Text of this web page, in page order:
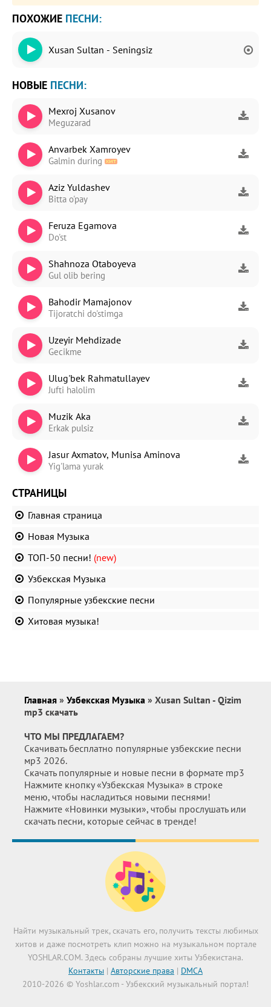
ПОХОЖИЕ ПЕСНИ:
Xusan Sultan - Seningsiz
НОВЫЕ ПЕСНИ:
Mexroj Xusanov
Meguzarad
Anvarbek Xamroyev
Galmin during
Aziz Yuldashev
Bitta o'pay
Feruza Egamova
Do'st
Shahnoza Otaboyeva
Gul olib bering
Bahodir Mamajonov
Tijoratchi do'stimga
Uzeyir Mehdizade
Gecikme
Ulug'bek Rahmatullayev
Jufti halolim
Muzik Aka
Erkak pulsiz
Jasur Axmatov, Munisa Aminova
Yig'lama yurak
СТРАНИЦЫ
Главная страница
Новая Музыка
ТОП-50 песни! (new)
Узбекская Музыка
Популярные узбекские песни
Хитовая музыка!
Главная » Узбекская Музыка » Xusan Sultan - Qizim
mp3 скачать
ЧТО МЫ ПРЕДЛАГАЕМ?
Скачивать бесплатно популярные узбекские песни
мр3 2026.
Скачать популярные и новые песни в формате mp3
Нажмите кнопку «Узбекская Музыка» в строке
меню, чтобы насладиться новыми песнями!
Нажмите «Новинки музыки», чтобы прослушать или
скачать песни, которые сейчас в тренде!
Найти музыкальный трек, скачать его, получить тексты любимых
хитов и даже посмотреть клип можно на музыкальном портале
YOSHLAR.COM. Здесь собраны лучшие хиты Узбекистана.
Контакты | Авторские права | DMCA
2010-2026 © Yoshlar.com - Узбекский музыкальный портал!